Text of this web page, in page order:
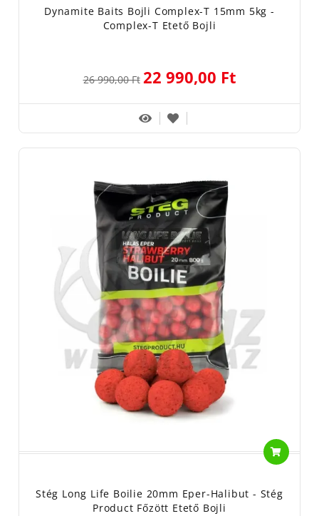
Dynamite Baits Bojli Complex-T 15mm 5kg -
Complex-T Etető Bojli
26 990,00 Ft 22 990,00 Ft
Stég Long Life Boilie 20mm Eper-Halibut - Stég
Product Főzött Etető Bojli